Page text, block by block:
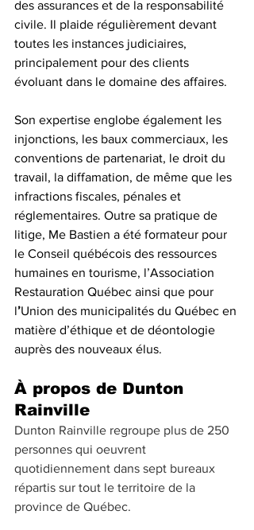
des assurances et de la responsabilité
civile. Il plaide régulièrement devant
toutes les instances judiciaires,
principalement pour des clients
évoluant dans le domaine des affaires.
Son expertise englobe également les
injonctions, les baux commerciaux, les
conventions de partenariat, le droit du
travail, la diffamation, de même que les
infractions fiscales, pénales et
réglementaires. Outre sa pratique de
litige, Me Bastien a été formateur pour
le Conseil québécois des ressources
humaines en tourisme, l’Association
Restauration Québec ainsi que pour
l’Union des municipalités du Québec en
matière d’éthique et de déontologie
auprès des nouveaux élus.
À propos de Dunton
Rainville
Dunton Rainville regroupe plus de 250
personnes qui oeuvrent
quotidiennement dans sept bureaux
répartis sur tout le territoire de la
province de Québec.